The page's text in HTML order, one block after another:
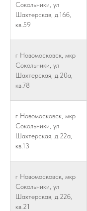
Сокольники, ул
Шахтерская, д.16б,
кв.59
г Новомосковск, мкр
Сокольники, ул
Шахтерская, д.20а,
кв.78
г Новомосковск, мкр
Сокольники, ул
Шахтерская, д.22а,
кв.13
г Новомосковск, мкр
Сокольники, ул
Шахтерская, д.22б,
кв.21